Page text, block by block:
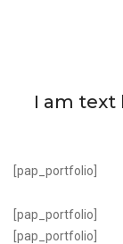
I am text
[pap_portfolio]
[pap_portfolio]
[pap_portfolio]